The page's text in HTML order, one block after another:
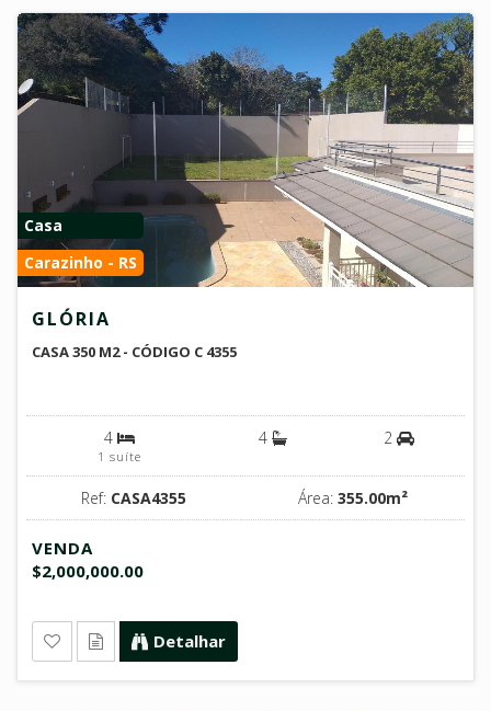
Casa
Carazinho - RS
GLÓRIA
CASA 350 M2 - CÓDIGO C 4355
4
1 suíte
4 2
Ref: CASA4355 Área: 355.00m²
VENDA
$2,000,000.00
Detalhar